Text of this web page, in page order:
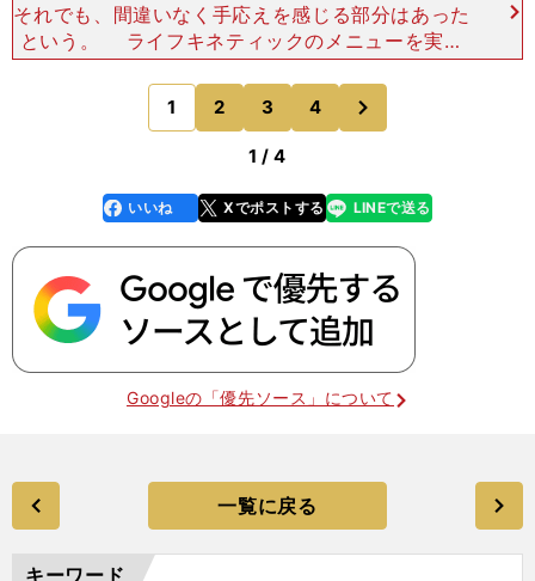
それでも、間違いなく手応えを感じる部分はあった
という。 ライフキネティックのメニューを実施
することで、選手たちがリラックス効果を得ること
ができたのだ。２月５日に行なわれた、新加入選手
とアカデミーコー
1 2 3 4
のページへ
1 / 4
faceboo
k
いいね Xでポストする
line LINEで送る
Googleの「優先ソース」について
一覧に戻る
キーワード